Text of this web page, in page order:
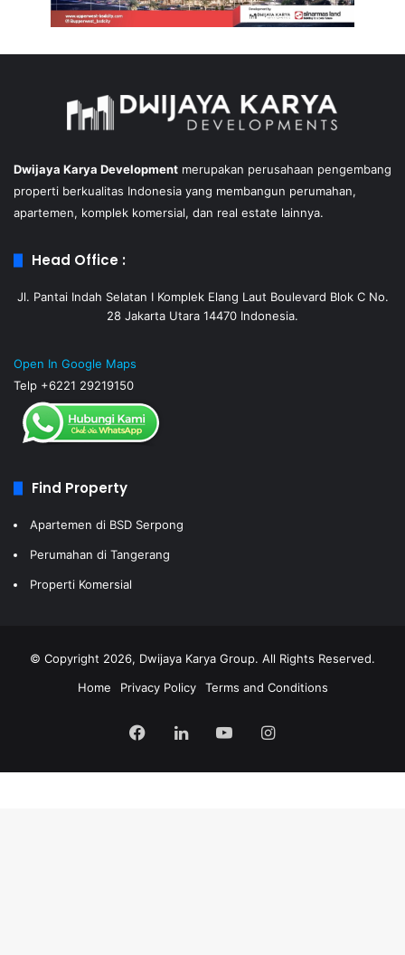
Dwijaya Karya Development merupakan perusahaan pengembang
properti berkualitas Indonesia yang membangun perumahan,
apartemen, komplek komersial, dan real estate lainnya.
Head Office :
Jl. Pantai Indah Selatan I Komplek Elang Laut Boulevard Blok C No.
28 Jakarta Utara 14470 Indonesia.
Open In Google Maps
Telp +6221 29219150
Find Property
Apartemen di BSD Serpong
Perumahan di Tangerang
Properti Komersial
© Copyright 2026, Dwijaya Karya Group. All Rights Reserved.
Home
Privacy Policy Terms and Conditions